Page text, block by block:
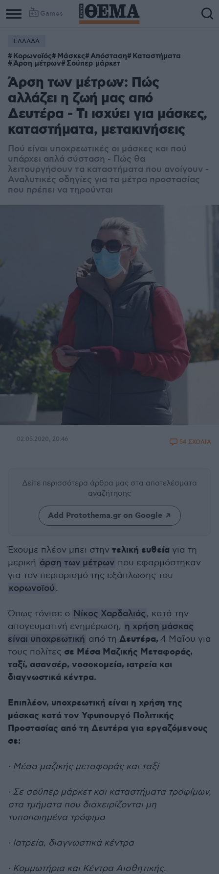
Games
ΕΛΛΑΔΑ
Κορωνοϊός Μάσκες Απόσταση Καταστήματα
Άρση μέτρων Σούπερ μάρκετ
Άρση των μέτρων: Πώς
αλλάζει η ζωή μας από
Δευτέρα - Τι ισχύει για μάσκες,
καταστήματα, μετακινήσεις
Πού είναι υποχρεωτικές οι μάσκες και πού
υπάρχει απλά σύσταση - Πώς θα
λειτουργήσουν τα καταστήματα που ανοίγουν -
Αναλυτικές οδηγίες για τα μέτρα προστασίας
που πρέπει να τηρούνται
02.05.2020, 20:46 54 ΣΧΟΛΙΑ
Δείτε περισσότερα άρθρα μας στα αποτελέσματα
αναζήτησης
Add Protothema.gr on Google
Έχουμε πλέον μπει στην τελική ευθεία για τη
μερική άρση των μέτρων που εφαρμόστηκαν
για τον περιορισμό της εξάπλωσης του
κορωνοϊού .
Όπως τόνισε ο Νίκος Χαρδαλιάς, κατά την
απογευματινή ενημέρωση, η χρήση μάσκας
είναι υποχρεωτική από τη Δευτέρα, 4 Μαΐου για
τους πολίτες σε Μέσα Μαζικής Μεταφοράς,
ταξί, ασανσέρ, νοσοκομεία, ιατρεία και
διαγνωστικά κέντρα.
Επιπλέον, υποχρεωτική είναι η χρήση της
μάσκας κατά τον Υφυπουργό Πολιτικής
Προστασίας από τη Δευτέρα για εργαζόμενους
σε:
· Μέσα μαζικής μεταφοράς και ταξί
· Σε σούπερ μάρκετ και καταστήματα τροφίμων,
στα τμήματα που διαχειρίζονται μη
τυποποιημένα τρόφιμα
· Ιατρεία, διαγνωστικά κέντρα
· Κομμωτήρια και Κέντρα Αισθητικής.